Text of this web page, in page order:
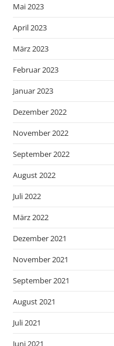
Mai 2023
April 2023
März 2023
Februar 2023
Januar 2023
Dezember 2022
November 2022
September 2022
August 2022
Juli 2022
März 2022
Dezember 2021
November 2021
September 2021
August 2021
Juli 2021
Juni 2021